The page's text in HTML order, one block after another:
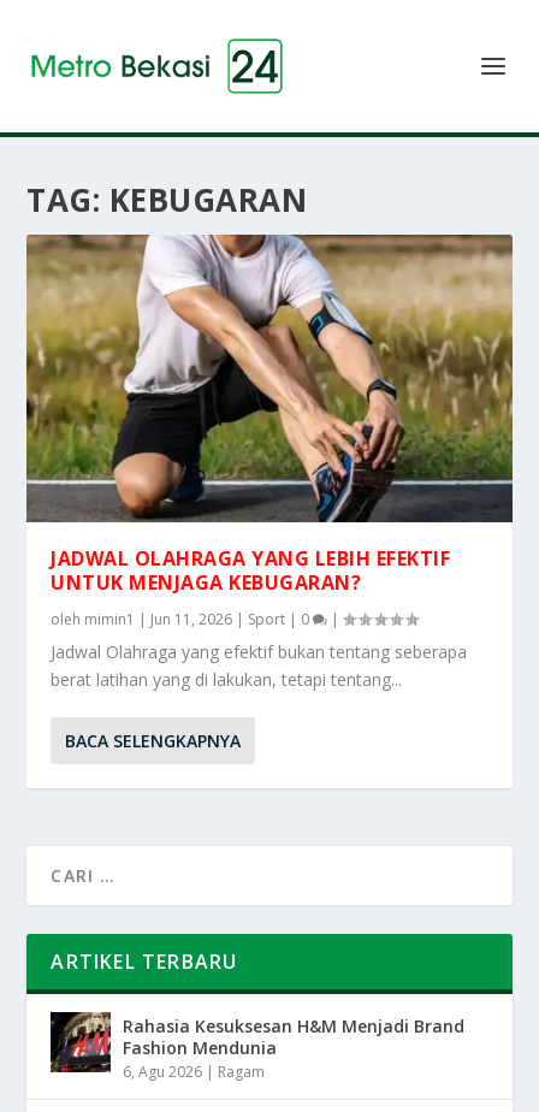
TAG: KEBUGARAN
JADWAL OLAHRAGA YANG LEBIH EFEKTIF
UNTUK MENJAGA KEBUGARAN?
oleh mimin1 | Jun 11, 2026 | Sport | 0 |
Jadwal Olahraga yang efektif bukan tentang seberapa
berat latihan yang di lakukan, tetapi tentang...
BACA SELENGKAPNYA
ARTIKEL TERBARU
Rahasia Kesuksesan H&M Menjadi Brand
Fashion Mendunia
6, Agu 2026 | Ragam